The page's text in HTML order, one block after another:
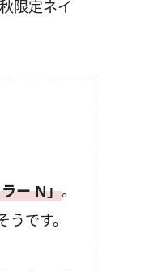
限定ネイ
ー N」。
です。